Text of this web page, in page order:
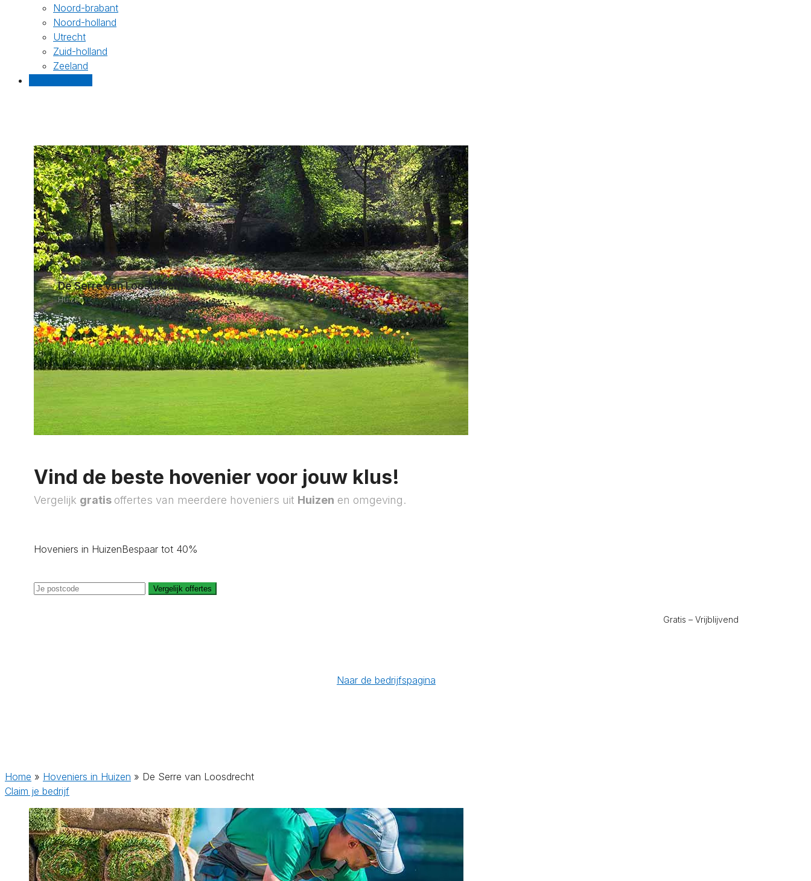
Noord-brabant
Noord-holland
Utrecht
Zuid-holland
Zeeland
De Serre van Loosdrecht
Huizen
Vind de beste hovenier voor jouw klus!
Vergelijk gratis offertes van meerdere hoveniers uit Huizen en omgeving.
Hoveniers in HuizenBespaar tot 40%
Vergelijk offertes
Gratis – Vrijblijvend
Naar de bedrijfspagina
Home » Hoveniers in Huizen » De Serre van Loosdrecht
Claim je bedrijf